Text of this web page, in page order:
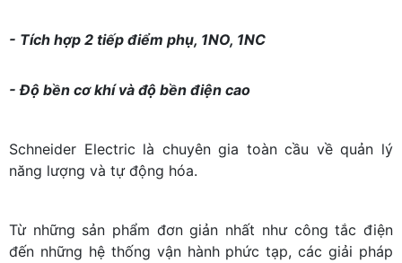
- Tích hợp 2 tiếp điểm phụ, 1NO, 1NC
- Độ bền cơ khí và độ bền điện cao
Schneider Electric là chuyên gia toàn cầu về quản lý
năng lượng và tự động hóa.
Từ những sản phẩm đơn giản nhất như công tắc điện
đến những hệ thống vận hành phức tạp, các giải pháp